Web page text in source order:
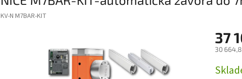
KV-N M7BAR-KIT
37
30
cena: